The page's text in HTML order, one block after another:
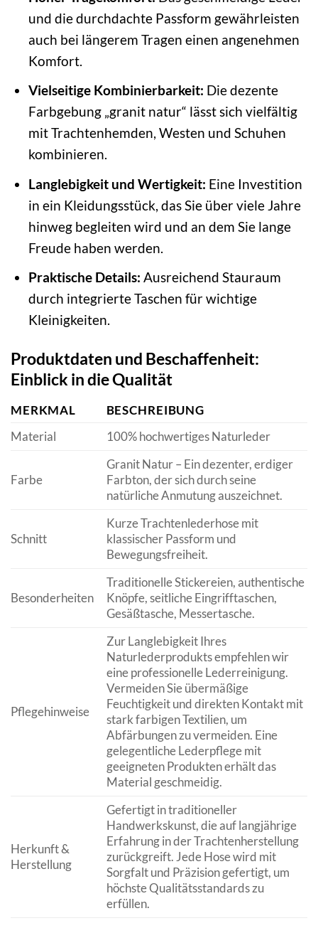
und die durchdachte Passform gewährleisten
auch bei längerem Tragen einen angenehmen
Komfort.
Vielseitige Kombinierbarkeit: Die dezente
Farbgebung „granit natur“ lässt sich vielfältig
mit Trachtenhemden, Westen und Schuhen
kombinieren.
Langlebigkeit und Wertigkeit: Eine Investition
in ein Kleidungsstück, das Sie über viele Jahre
hinweg begleiten wird und an dem Sie lange
Freude haben werden.
Praktische Details: Ausreichend Stauraum
durch integrierte Taschen für wichtige
Kleinigkeiten.
Produktdaten und Beschaffenheit:
Einblick in die Qualität
MERKMAL
BESCHREIBUNG
Material
100% hochwertiges Naturleder
Farbe
Granit Natur – Ein dezenter, erdiger
Farbton, der sich durch seine
natürliche Anmutung auszeichnet.
Schnitt
Kurze Trachtenlederhose mit
klassischer Passform und
Bewegungsfreiheit.
Besonderheiten
Traditionelle Stickereien, authentische
Knöpfe, seitliche Eingrifftaschen,
Gesäßtasche, Messertasche.
Pflegehinweise
Zur Langlebigkeit Ihres
Naturlederprodukts empfehlen wir
eine professionelle Lederreinigung.
Vermeiden Sie übermäßige
Feuchtigkeit und direkten Kontakt mit
stark farbigen Textilien, um
Abfärbungen zu vermeiden. Eine
gelegentliche Lederpflege mit
geeigneten Produkten erhält das
Material geschmeidig.
Herkunft &
Herstellung
Gefertigt in traditioneller
Handwerkskunst, die auf langjährige
Erfahrung in der Trachtenherstellung
zurückgreift. Jede Hose wird mit
Sorgfalt und Präzision gefertigt, um
höchste Qualitätsstandards zu
erfüllen.